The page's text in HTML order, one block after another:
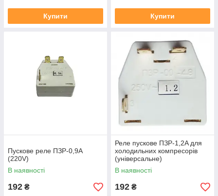
Купити Купити
Пускове реле ПЗР-0,9A
(220V)
В наявності
192 ₴
Реле пускове ПЗР-1,2A для
холодильних компресорів
(універсальне)
В наявності
192 ₴